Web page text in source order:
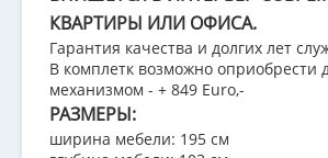
КВАРТИРЫ ИЛИ ОФИСА.
Гарантия качества и долгих лет
В комплетк возможно оприобрести
механизмом - + 849 Euro,-
РАЗМЕРЫ:
ширина мебели: 195 см